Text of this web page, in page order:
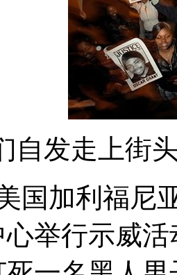
自发走上街
国加利福尼
举行示威